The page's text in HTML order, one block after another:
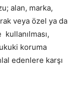
alan, marka,
veya özel ya da
koruma
edenlere karşı